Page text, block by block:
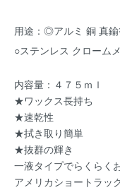
用途：◎アルミ 銅 真
○ステンレス クローム
内容量：４７５ｍｌ
★ワックス長持ち
★速乾性
★拭き取り簡単
★抜群の輝き
一液タイプでらくらく
アメリカショートラッ